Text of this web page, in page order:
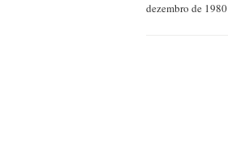
dezembro de 1980